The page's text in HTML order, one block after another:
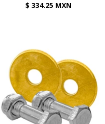
$ 334.25 MXN